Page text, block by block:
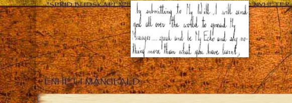
”SPRID BUDSKAPEN”! NYHETER
ENHET I MÅNGFALD